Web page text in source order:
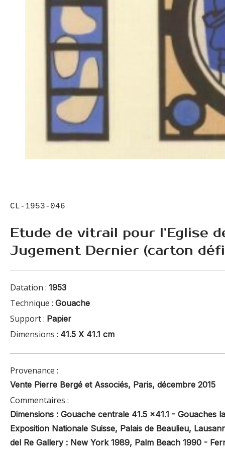
CL-1953-046
Etude de vitrail pour l’Eglise
Jugement Dernier (carton
Datation : 1953
Technique : Gouache
Support : Papier
Dimensions : 41.5 X 41.1 cm
Provenance :
Vente Pierre Bergé et Associés, Paris, décembre 2015
Commentaires :
Dimensions : Gouache centrale 41.5 x41.1 - Gouaches
Exposition Nationale Suisse, Palais de Beaulieu,
del Re Gallery : New York 1989, Palm Beach 1990 -